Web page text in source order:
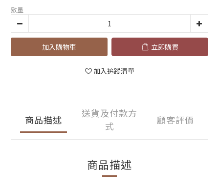
數量
加入購物車 立即購買
加入追蹤清單
商品描述
送貨及付款方
式
顧客評價
商品描述